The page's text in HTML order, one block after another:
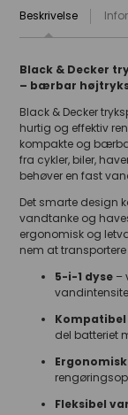
Beskrivelse
Black & Decker
– bærbar
Black & Decker
hurtig og effektiv
kompakte og
fra cykler, biler,
behøver en fast
Det smarte design
vandtanke og
ergonomisk og
nem at
5-i-1 dyse –
Kompatibel
del batteriet
Fleksibel